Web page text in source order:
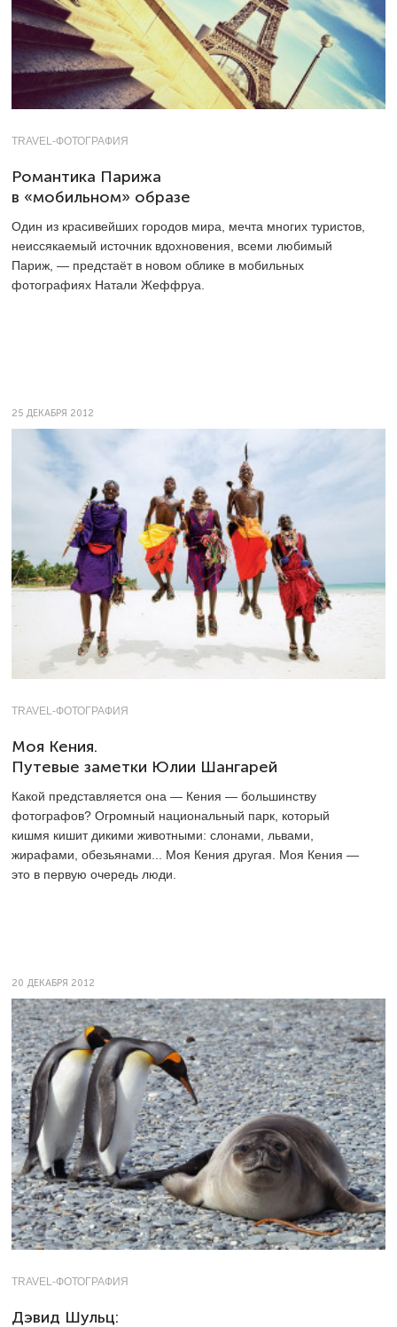
TRAVEL-ФОТОГРАФИЯ
Романтика Парижа
в «мобильном» образе
Один из красивейших городов мира, мечта многих туристов,
неиссякаемый источник вдохновения, всеми любимый
Париж, — предстаёт в новом облике в мобильных
фотографиях Натали Жеффруа.
25 ДЕКАБРЯ 2012
TRAVEL-ФОТОГРАФИЯ
Моя Кения.
Путевые заметки Юлии Шангарей
Какой представляется она — Кения — большинству
фотографов? Огромный национальный парк, который
кишмя кишит дикими животными: слонами, львами,
жирафами, обезьянами... Моя Кения другая. Моя Кения —
это в первую очередь люди.
20 ДЕКАБРЯ 2012
TRAVEL-ФОТОГРАФИЯ
Дэвид Шульц: